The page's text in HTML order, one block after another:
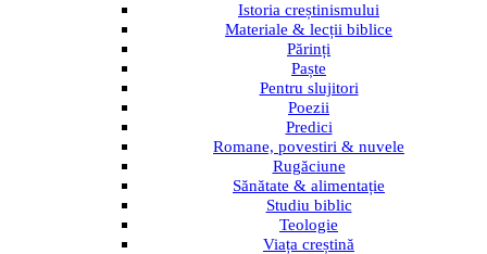
Istoria creștinismului
Materiale & lecții biblice
Părinți
Paște
Pentru slujitori
Poezii
Predici
Romane, povestiri & nuvele
Rugăciune
Sănătate & alimentație
Studiu biblic
Teologie
Viața creștină